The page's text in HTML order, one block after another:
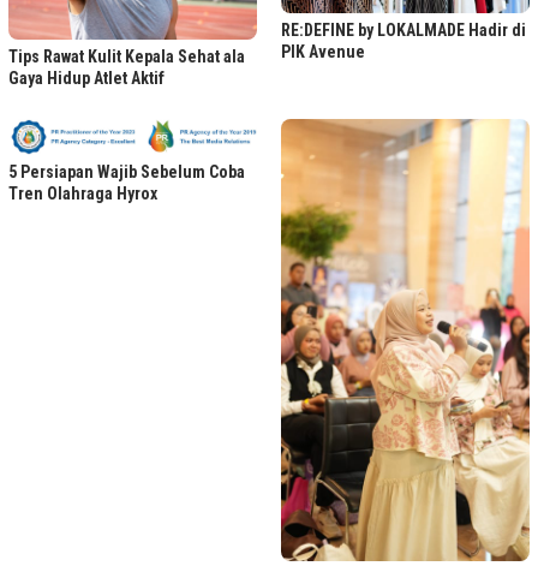
Tips Rawat Kulit Kepala Sehat ala
Gaya Hidup Atlet Aktif
RE:DEFINE by LOKALMADE Hadir di
PIK Avenue
5 Persiapan Wajib Sebelum Coba
Tren Olahraga Hyrox